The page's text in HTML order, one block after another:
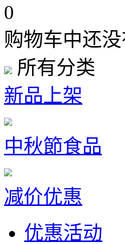
0
购物车中还
所有分类
新品上架
中秋節食品
减价优惠
优惠活动